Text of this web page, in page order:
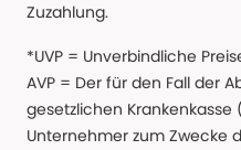
Zuzahlung.
*UVP = Unverbindliche
AVP = Der für den Fall der
gesetzlichen
Unternehmer zum Zwecke